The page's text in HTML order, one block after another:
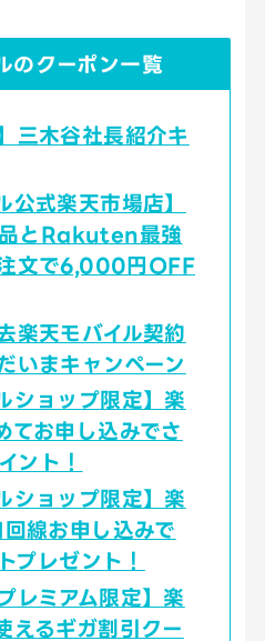
のクーポン一覧
三木谷社長紹介キ
公式楽天市場店】
とRakuten最強
文で6,000円OFF
楽天モバイル契約
いまキャンペーン
ショップ限定】楽
てお申し込みでさ
ント！
ショップ限定】楽
線お申し込みで
プレゼント！
レミアム限定】楽
えるギガ割引クー